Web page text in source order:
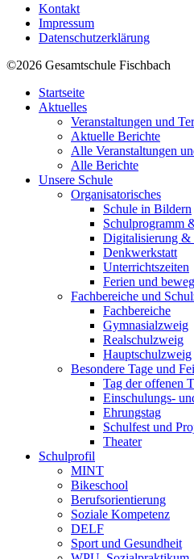
Kontakt
Impressum
Datenschutzerklärung
©2026 Gesamtschule Fischbach
Startseite
Aktuelles
Veranstaltungen und
Aktuelle Berichte
Alle Veranstaltungen
Alle Berichte
Unsere Schule
Organisatorisches
Schule in Bildern
Schulprogramm
Digitalisierung &
Denkwerkstatt
Unterrichtszeiten
Ferien und
Fachbereiche und
Fachbereiche
Gymnasialzweig
Realschulzweig
Hauptschulzweig
Besondere Tage und
Tag der offenen
Einschulungs-
Ehrungstag
Schulfest und
Theater
Schulprofil
MINT
Bikeschool
Berufsorientierung
Soziale Kompetenz
DELF
Sport und Gesundheit